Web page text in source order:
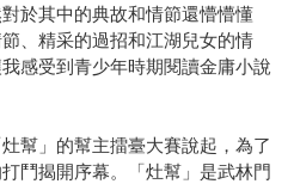
於其中的典故和情節還懵懵懂
、精采的過招和江湖兒女的情
感受到青少年時期閱讀金庸小說
幫」的幫主擂臺大賽說起，為了
鬥揭開序幕。「灶幫」是武林門